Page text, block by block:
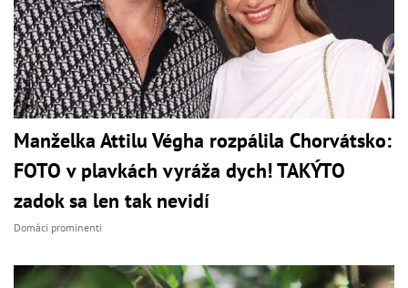
Manželka Attilu Végha rozpálila Chorvátsko:
FOTO v plavkách vyráža dych! TAKÝTO
zadok sa len tak nevidí
Domáci prominenti